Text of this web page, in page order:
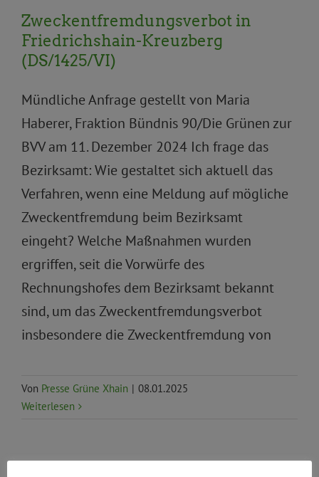
Zweckentfremdungsverbot in
Friedrichshain-Kreuzberg
(DS/1425/VI)
Mündliche Anfrage gestellt von Maria
Haberer, Fraktion Bündnis 90/Die Grünen zur
BVV am 11. Dezember 2024 Ich frage das
Bezirksamt: Wie gestaltet sich aktuell das
Verfahren, wenn eine Meldung auf mögliche
Zweckentfremdung beim Bezirksamt
eingeht? Welche Maßnahmen wurden
ergriffen, seit die Vorwürfe des
Rechnungshofes dem Bezirksamt bekannt
sind, um das Zweckentfremdungsverbot
insbesondere die Zweckentfremdung von
Von Presse Grüne Xhain | 08.01.2025
Weiterlesen